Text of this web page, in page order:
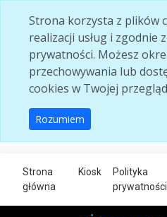
Strona korzysta z plików
realizacji usług i zgodnie
prywatności. Możesz
przechowywania lub
cookies w Twojej
Rozumiem
Strona
główna
Kiosk
Polityka
prywatności